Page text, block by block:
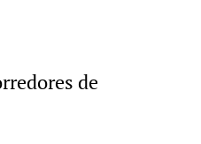
de